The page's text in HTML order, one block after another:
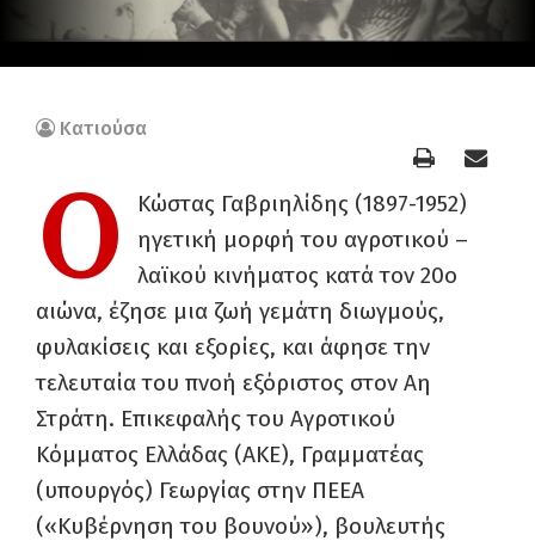
Κατιούσα
Ο
Κώστας Γαβριηλίδης (1897-1952)
ηγετική μορφή του αγροτικού –
λαϊκού κινήματος κατά τον 20ο
αιώνα, έζησε μια ζωή γεμάτη διωγμούς,
φυλακίσεις και εξορίες, και άφησε την
τελευταία του πνοή εξόριστος στον Αη
Στράτη. Επικεφαλής του Αγροτικού
Κόμματος Ελλάδας (ΑΚΕ), Γραμματέας
(υπουργός) Γεωργίας στην ΠΕΕΑ
(«Κυβέρνηση του βουνού»), βουλευτής